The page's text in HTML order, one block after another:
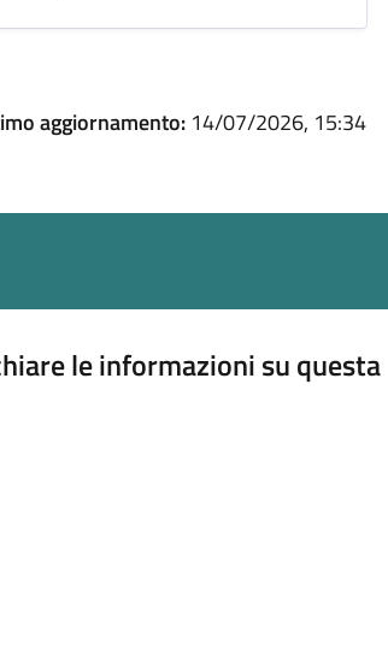
aggiornamento: 14/07/2026, 15:34
le informazioni su questa